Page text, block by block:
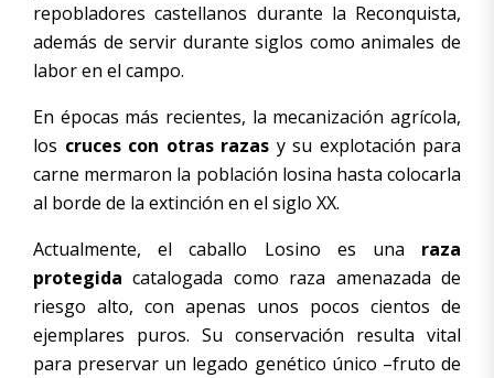
repobladores castellanos durante la Reconquista,
además de servir durante siglos como animales de
labor en el campo.
En épocas más recientes, la mecanización agrícola,
los cruces con otras razas y su explotación para
carne mermaron la población losina hasta colocarla
al borde de la extinción en el siglo XX.
Actualmente, el caballo Losino es una raza
protegida catalogada como raza amenazada de
riesgo alto, con apenas unos pocos cientos de
ejemplares puros. Su conservación resulta vital
para preservar un legado genético único –fruto de